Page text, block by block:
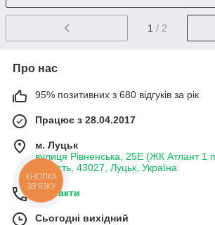
1 / 2
Про нас
95% позитивних з 680 відгуків за рік
Працює з 28.04.2017
м. Луцьк
вулиця Рівненська, 25Е (ЖК Атлант 1
область, 43027, Луцьк, Україна
Контакти
Сьогодні вихідний